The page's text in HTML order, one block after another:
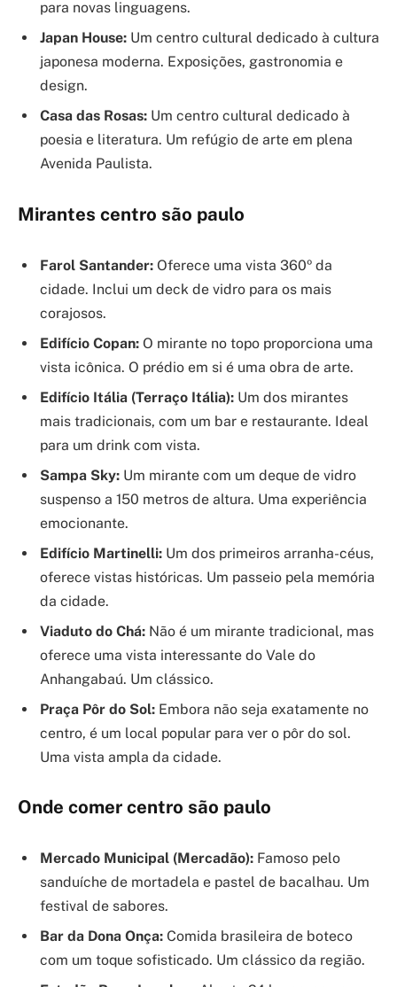
para novas linguagens.
Japan House: Um centro cultural dedicado à cultura
japonesa moderna. Exposições, gastronomia e
design.
Casa das Rosas: Um centro cultural dedicado à
poesia e literatura. Um refúgio de arte em plena
Avenida Paulista.
Mirantes centro são paulo
Farol Santander: Oferece uma vista 360º da
cidade. Inclui um deck de vidro para os mais
corajosos.
Edifício Copan: O mirante no topo proporciona uma
vista icônica. O prédio em si é uma obra de arte.
Edifício Itália (Terraço Itália): Um dos mirantes
mais tradicionais, com um bar e restaurante. Ideal
para um drink com vista.
Sampa Sky: Um mirante com um deque de vidro
suspenso a 150 metros de altura. Uma experiência
emocionante.
Edifício Martinelli: Um dos primeiros arranha-céus,
oferece vistas históricas. Um passeio pela memória
da cidade.
Viaduto do Chá: Não é um mirante tradicional, mas
oferece uma vista interessante do Vale do
Anhangabaú. Um clássico.
Praça Pôr do Sol: Embora não seja exatamente no
centro, é um local popular para ver o pôr do sol.
Uma vista ampla da cidade.
Onde comer centro são paulo
Mercado Municipal (Mercadão): Famoso pelo
sanduíche de mortadela e pastel de bacalhau. Um
festival de sabores.
Bar da Dona Onça: Comida brasileira de boteco
com um toque sofisticado. Um clássico da região.